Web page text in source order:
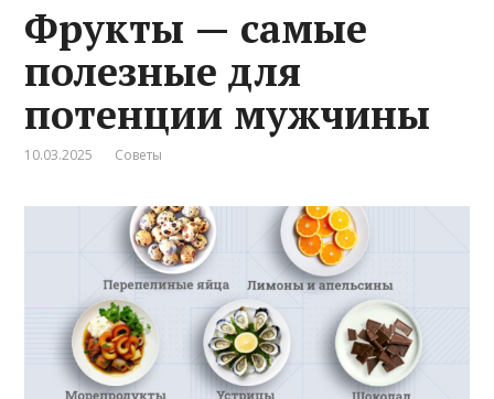
Фрукты — самые
полезные для
потенции мужчины
10.03.2025 Советы